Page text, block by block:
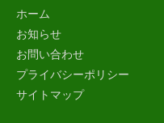
ホーム
お知らせ
お問い合わせ
プライバシーポリシー
サイトマップ